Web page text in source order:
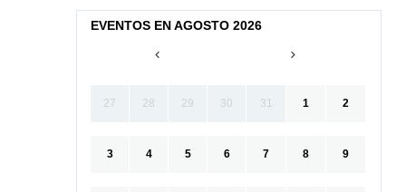
EVENTOS EN AGOSTO 2026
27 28 29 30 31 1 2
3 4 5 6 7 8 9